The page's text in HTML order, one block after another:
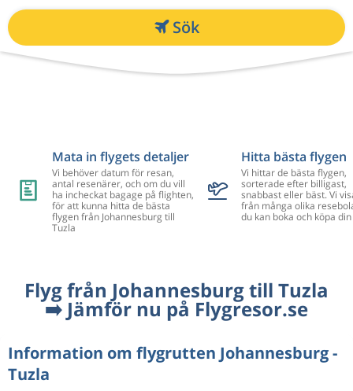
Sök
Mata in flygets detaljer
Vi behöver datum för resan,
antal resenärer, och om du vill
ha incheckat bagage på flighten,
för att kunna hitta de bästa
flygen från Johannesburg till
Tuzla
Hitta bästa flygen
Vi hittar de bästa flygen,
sorterade efter billigast,
snabbast eller bäst. Vi
från många olika
du kan boka och köpa
Flyg från Johannesburg till Tuzla
➡️ Jämför nu på Flygresor.se
Information om flygrutten Johannesburg -
Tuzla